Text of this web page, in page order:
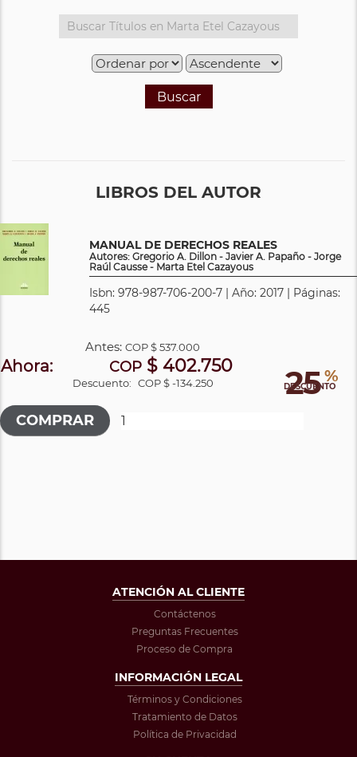
Buscar
LIBROS DEL AUTOR
MANUAL DE DERECHOS REALES
Autores: Gregorio A. Dillon - Javier A. Papaño - Jorge
Raúl Causse - Marta Etel Cazayous
Isbn: 978-987-706-200-7 | Año: 2017 | Páginas:
445
25 %
DESCUENTO
Antes:COP$ 537.000
Ahora: COP$ 402.750
Descuento: COP $ -134.250
ATENCIÓN AL CLIENTE
Contáctenos
Preguntas Frecuentes
Proceso de Compra
INFORMACIÓN LEGAL
Términos y Condiciones
Tratamiento de Datos
Política de Privacidad